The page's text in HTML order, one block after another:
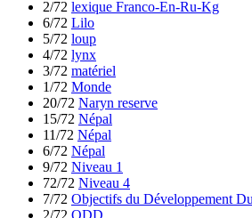
2/72 lexique Franco-En-Ru-Kg
6/72 Lilo
5/72 loup
4/72 lynx
3/72 matériel
1/72 Monde
20/72 Naryn reserve
15/72 Népal
11/72 Népal
6/72 Népal
9/72 Niveau 1
72/72 Niveau 4
7/72 Objectifs du Développement
2/72 ODD